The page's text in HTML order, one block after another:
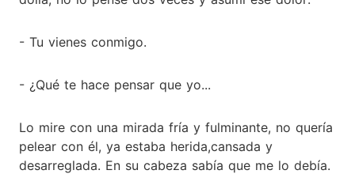
- Tu vienes conmigo.
- ¿Qué te hace pensar que yo...
Lo mire con una mirada fría y fulminante, no quería
pelear con él, ya estaba herida,cansada y
desarreglada. En su cabeza sabía que me lo debía.